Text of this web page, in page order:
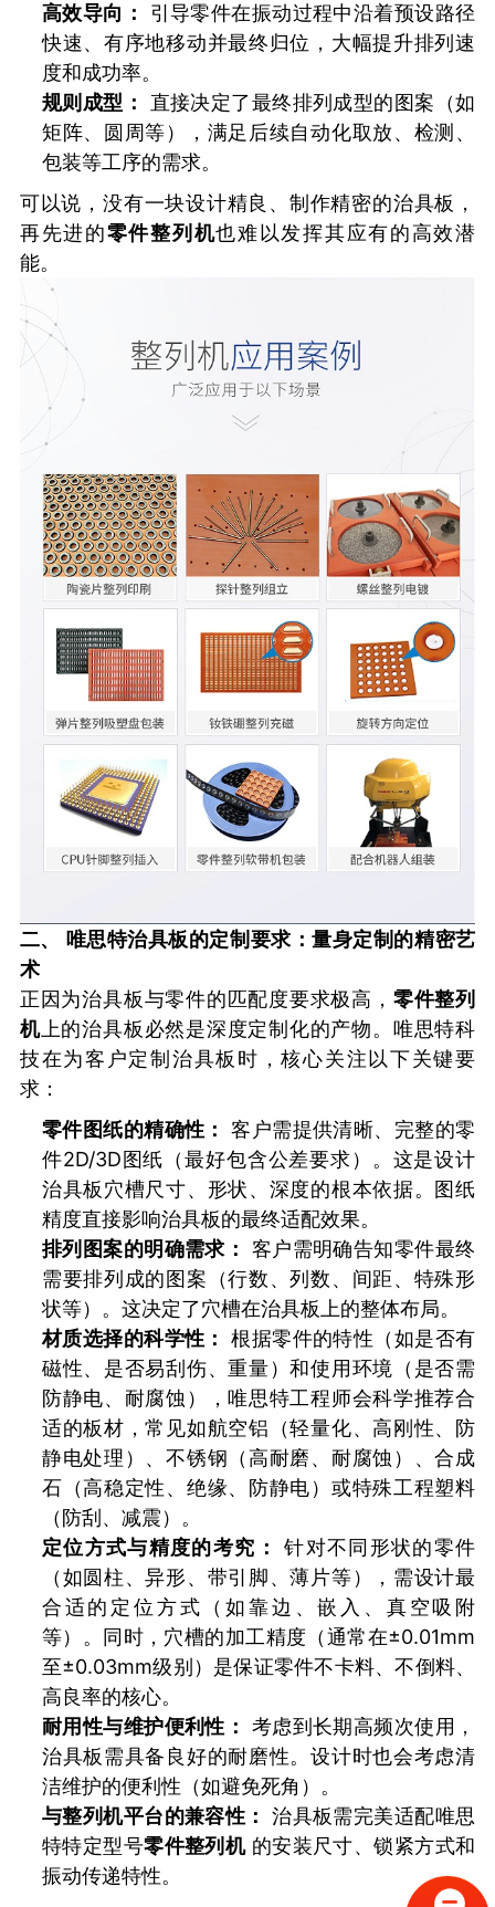
高效导向：
引导零件在振动过程中沿着预设路径
快速、有序地移动并最终归位，大幅提升排列速
度和成功率。
规则成型：
直接决定了最终排列成型的图案（如
矩阵、圆周等），满足后续自动化取放、检测、
包装等工序的需求。
可以说，没有一块设计精良、制作精密的治具板，
再先进的零件整列机也难以发挥其应有的高效潜
能。
二、 唯思特治具板的定制要求：量身定制的精密艺
术
正因为治具板与零件的匹配度要求极高， 零件整列
机上的治具板必然是深度定制化的产物。唯思特科
技在为客户定制治具板时，核心关注以下关键要
求：
零件图纸的精确性：
客户需提供清晰、完整的零
件2D/3D图纸（最好包含公差要求）。这是设计
治具板穴槽尺寸、形状、深度的根本依据。图纸
精度直接影响治具板的最终适配效果。
排列图案的明确需求：
客户需明确告知零件最终
需要排列成的图案（行数、列数、间距、特殊形
状等）。这决定了穴槽在治具板上的整体布局。
材质选择的科学性：
根据零件的特性（如是否有
磁性、是否易刮伤、重量）和使用环境（是否需
防静电、耐腐蚀），唯思特工程师会科学推荐合
适的板材，常见如航空铝（轻量化、高刚性、防
静电处理）、不锈钢（高耐磨、耐腐蚀）、合成
石（高稳定性、绝缘、防静电）或特殊工程塑料
（防刮、减震）。
定位方式与精度的考究：
针对不同形状的零件
（如圆柱、异形、带引脚、薄片等），需设计最
合适的定位方式（如靠边、嵌入、真空吸附
等）。同时，穴槽的加工精度（通常在±0.01mm
至±0.03mm级别）是保证零件不卡料、不倒料、
高良率的核心。
耐用性与维护便利性：
考虑到长期高频次使用，
治具板需具备良好的耐磨性。设计时也会考虑清
洁维护的便利性（如避免死角）。
与整列机平台的兼容性：
治具板需完美适配唯思
特特定型号零件整列机 的安装尺寸、锁紧方式和
振动传递特性。